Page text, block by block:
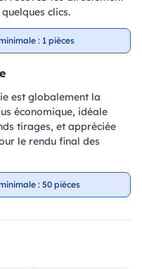
clics.
: 1 pièces
est globalement la
économique, idéale
tirages, et appréciée
le rendu final des
: 50 pièces